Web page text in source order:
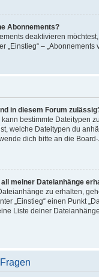
Abonnements?
deaktivieren
„Einstieg“ – „Abonnements
in diesem Forum
bestimmte Dateitypen
welche Dateitypen du
dich bitte an die
meiner Dateianhänge
zu erhalten,
„Einstieg“ einen Punkt
Liste deiner